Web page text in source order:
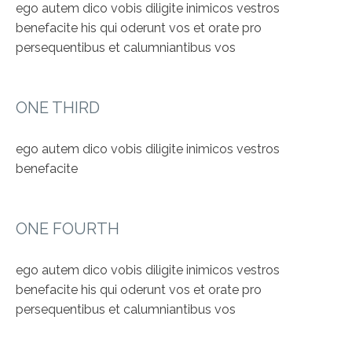
ego autem dico vobis diligite inimicos vestros
benefacite his qui oderunt vos et orate pro
persequentibus et calumniantibus vos
ONE THIRD
ego autem dico vobis diligite inimicos vestros
benefacite
ONE FOURTH
ego autem dico vobis diligite inimicos vestros
benefacite his qui oderunt vos et orate pro
persequentibus et calumniantibus vos